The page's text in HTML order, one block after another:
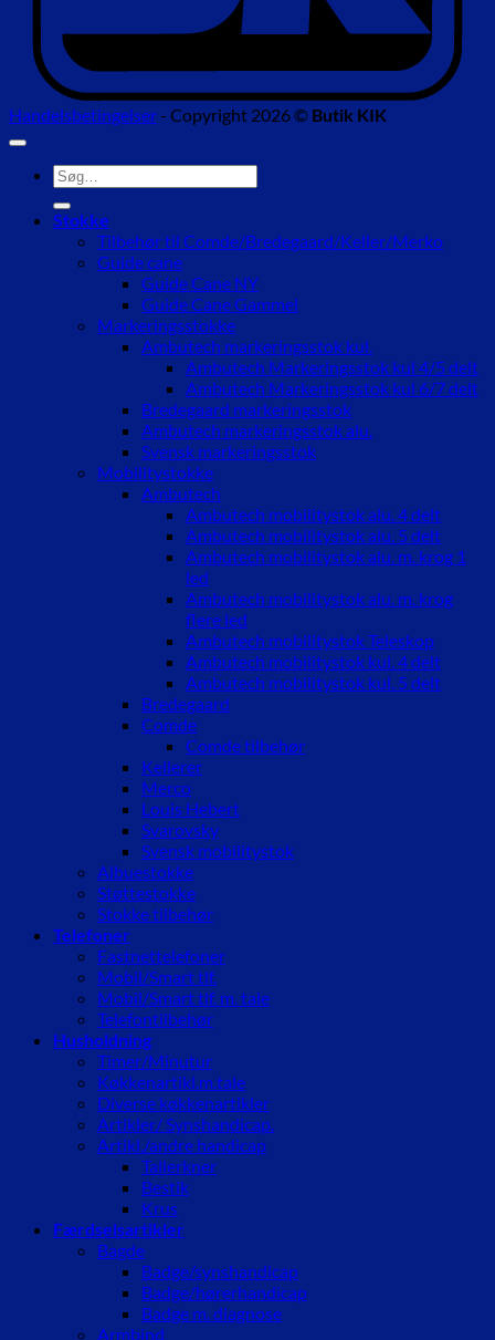
Handelsbetingelser- Copyright 2026 © Butik KIK
Søg
efter:
Stokke
Tilbehør til Comde/Bredegaard/Keller/Merko
Guide cane
Guide Cane NY
Guide Cane Gammel
Markeringsstokke
Ambutech markeringsstok kul.
Ambutech Markeringsstok kul 4/5 delt
Ambutech Markeringsstok kul 6/7 delt
Bredegaard markeringsstok
Ambutech markeringsstok alu.
Svensk markeringsstok
Mobilitystokke
Ambutech
Ambutech mobilitystok alu. 4 delt
Ambutech mobilitystok alu. 5 delt
Ambutech mobilitystok alu. m. krog 1
led
Ambutech mobilitystok alu. m. krog
flere led
Ambutech mobilitystok Teleskop
Ambutech mobilitystok kul. 4 delt
Ambutech mobilitystok kul. 5 delt
Bredegaard
Comde
Comde tilbehør
Kellerer
Merco
Louis Hebert
Svarovsky
Svensk mobilitystok
Albuestokke
Støttestokke
Stokke tilbehør
Telefoner
Fastnettelefoner
Mobil/Smart tlf.
Mobil/Smart tlf. m. tale
Telefontilbehør
Husholdning
Timer/Minutur
Køkkenartikl.m.tale
Diverse køkkenartikler
Artikler/ Synshandicap.
Artikl./andre handicap
Tallerkner
Bestik
Krus
Færdselsartikler
Bagde
Badge/synshandicap
Badge/hørerhandicap
Badge m. diagnose
Armbind